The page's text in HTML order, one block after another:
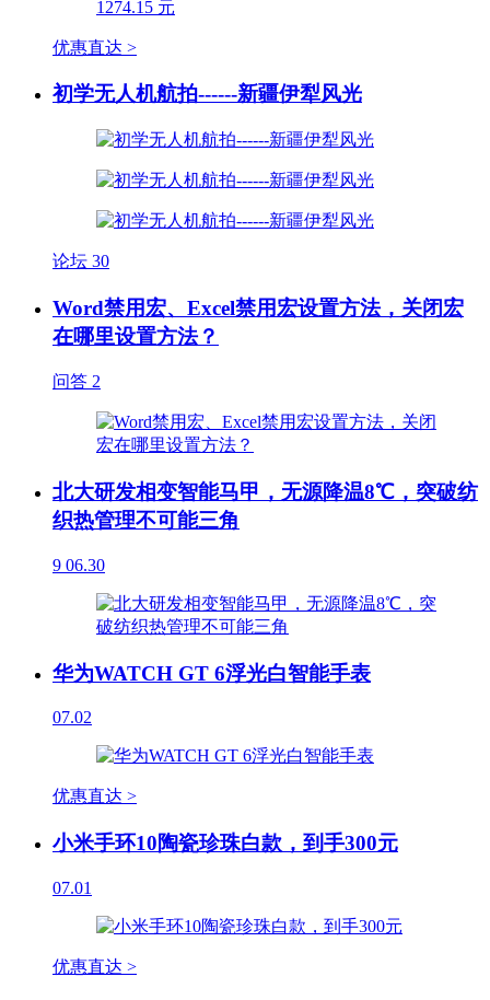
优惠直达 >
初学无人机航拍------新疆伊犁风光
论坛 30
Word禁用宏、Excel禁用宏设置方法，关闭宏
在哪里设置方法？
问答 2
北大研发相变智能马甲，无源降温8℃，突破纺
织热管理不可能三角
9 06.30
华为WATCH GT 6浮光白智能手表
07.02
优惠直达 >
小米手环10陶瓷珍珠白款，到手300元
07.01
优惠直达 >